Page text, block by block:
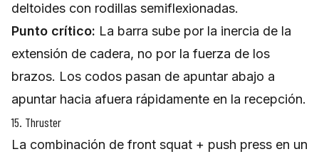
deltoides con rodillas semiflexionadas.
Punto crítico: La barra sube por la inercia de la
extensión de cadera, no por la fuerza de los
brazos. Los codos pasan de apuntar abajo a
apuntar hacia afuera rápidamente en la recepción.
15. Thruster
La combinación de front squat + push press en un